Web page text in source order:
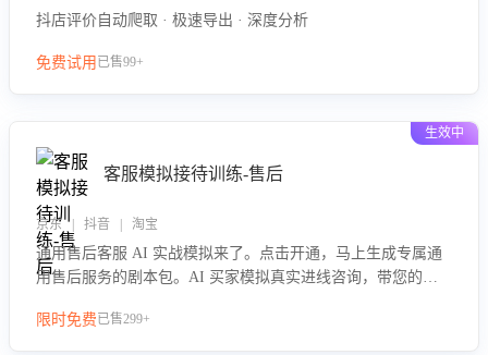
抖店评价自动爬取 · 极速导出 · 深度分析
免费试用 已售99+
生效中
客服模拟接待训练-售后
京东 | 抖音 | 淘宝
通用售后客服 AI 实战模拟来了。点击开通，马上生成专属通
用售后服务的剧本包。AI 买家模拟真实进线咨询，带您的客
要点，轻松提升服务能力。
限时免费已售299+